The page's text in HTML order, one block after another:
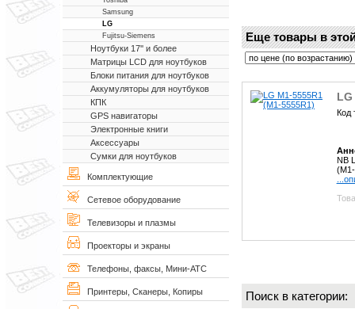
Samsung
LG
Fujitsu-Siemens
Ноутбуки 17'' и более
Матрицы LCD для ноутбуков
Блоки питания для ноутбуков
Аккумуляторы для ноутбуков
КПК
GPS навигаторы
Электронные книги
Аксессуары
Сумки для ноутбуков
Комплектующие
Сетевое оборудование
Телевизоры и плазмы
Проекторы и экраны
Телефоны, факсы, Мини-АТС
Принтеры, Сканеры, Копиры
Еще товары в
LG
Код
NB
Поиск в